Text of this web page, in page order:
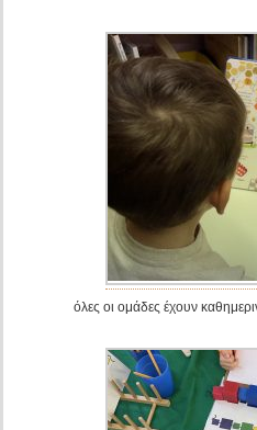
όλες οι ομάδες έχουν